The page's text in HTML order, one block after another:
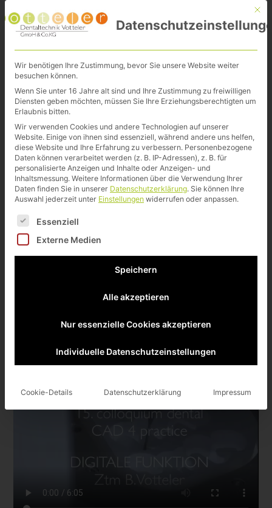
DENTALTECHNIK
VOTTELER
15. colloquium dental
Mit
Wir benötigen Ihre Zustimmung, bevor Sie unsere Website weiter
besuchen können.
Wenn Sie unter 16 Jahre alt sind und Ihre Zustimmung zu freiwilligen
Diensten geben möchten, müssen Sie Ihre Erziehungsberechtigten um
Erlaubnis bitten.
Wir verwenden Cookies und andere Technologien auf unserer
Website. Einige von ihnen sind essenziell, während andere uns helfen,
diese Website und Ihre Erfahrung zu verbessern. Personenbezogene
Daten können verarbeitet werden (z. B. IP-Adressen), z. B. für
personalisierte Anzeigen und Inhalte oder Anzeigen- und
Inhaltsmessung. Weitere Informationen über die Verwendung Ihrer
Daten finden Sie in unserer Datenschutzerklärung. Sie können Ihre
Auswahl jederzeit unter Einstellungen widerrufen oder anpassen.
Es folgt eine Liste der Service-Gruppen, für die eine
Essenziell
Externe Medien
Speichern
Alle akzeptieren
Nur essenzielle Cookies akzeptieren
Individuelle Datenschutzeinstellungen
Cookie-Details Datenschutzerklärung Impressum